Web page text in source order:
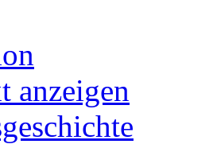
anzeigen